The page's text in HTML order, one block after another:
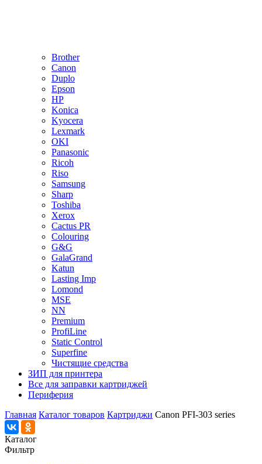
Brother
Canon
Duplo
Epson
HP
Konica
Kyocera
Lexmark
OKI
Panasonic
Ricoh
Riso
Samsung
Sharp
Toshiba
Xerox
Cactus PR
Colouring
G&G
GalaGrand
Katun
Lasting Imp
Lomond
MSE
NN
Premium
ProfiLine
Static Control
Superfine
Чистящие средства
ЗИП для принтера
Все для заправки картриджей
Периферия
Главная Каталог товаров Картриджи Canon PFI-303 series
Каталог
Фильтр